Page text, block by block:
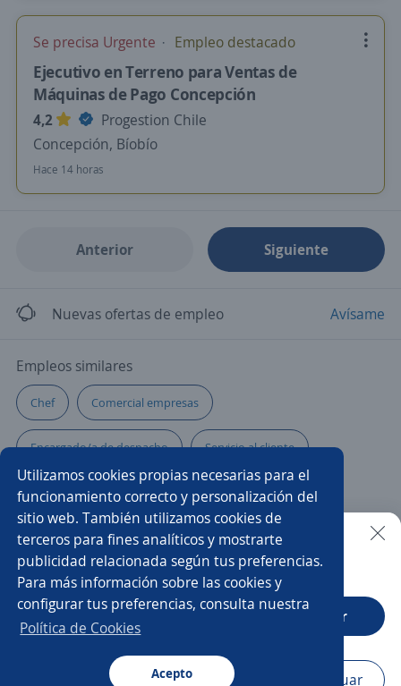
Utilizamos cookies propias necesarias para el
funcionamiento correcto y personalización del
sitio web. También utilizamos cookies de
terceros para fines analíticos y mostrarte
publicidad relacionada según tus preferencias.
Para más información sobre las cookies y
configurar tus preferencias, consulta nuestra
Política de Cookies
Acepto
Se precisa Urgente Empleo destacado
Ejecutivo en Terreno para Ventas de
Máquinas de Pago Concepción
4,2
Progestion Chile
Concepción, Bíobío
Hace 14 horas
Anterior Siguiente
Nuevas ofertas de empleo Avísame
Empleos similares
Chef Comercial empresas
Encargado/a de despacho Servicio al cliente
Vendedor seguros Coordinador/a
Telecomunicaciones Jefe/a de ventas
Agente ventas telemarketing Cajero banco
Operador/a de camión grúa
Gerente operativo Administrador/a
Buscar es más fácil en la app
CT App Abrir
Navegador Continuar